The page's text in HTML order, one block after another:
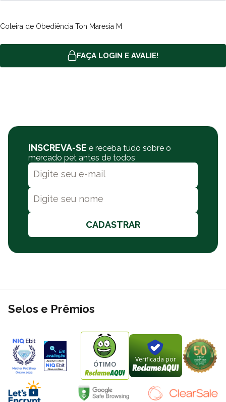
Coleira de Obediência Toh Maresia M
FAÇA LOGIN E AVALIE!
INSCREVA-SE e receba tudo sobre o
mercado pet antes de todos
CADASTRAR
Selos e Prêmios
ÓTIMO Verificada por